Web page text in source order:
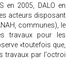
en 2005, DALO en
acteurs disposant
communes), le
travaux pour les
«toutefois que,
travaux par l'octroi